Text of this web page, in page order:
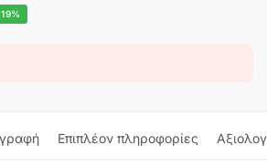
Επιπλέον πληροφορίες